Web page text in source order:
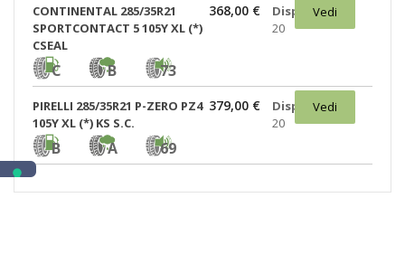
CONTINENTAL 285/35R21
SPORTCONTACT 5 105Y XL (*)
CSEAL
C B 73
368,00 €
Disponibili:
20
Vedi
PIRELLI 285/35R21 P-ZERO PZ4
105Y XL (*) KS S.C.
B A 69
379,00 €
Disponibili:
20
Vedi